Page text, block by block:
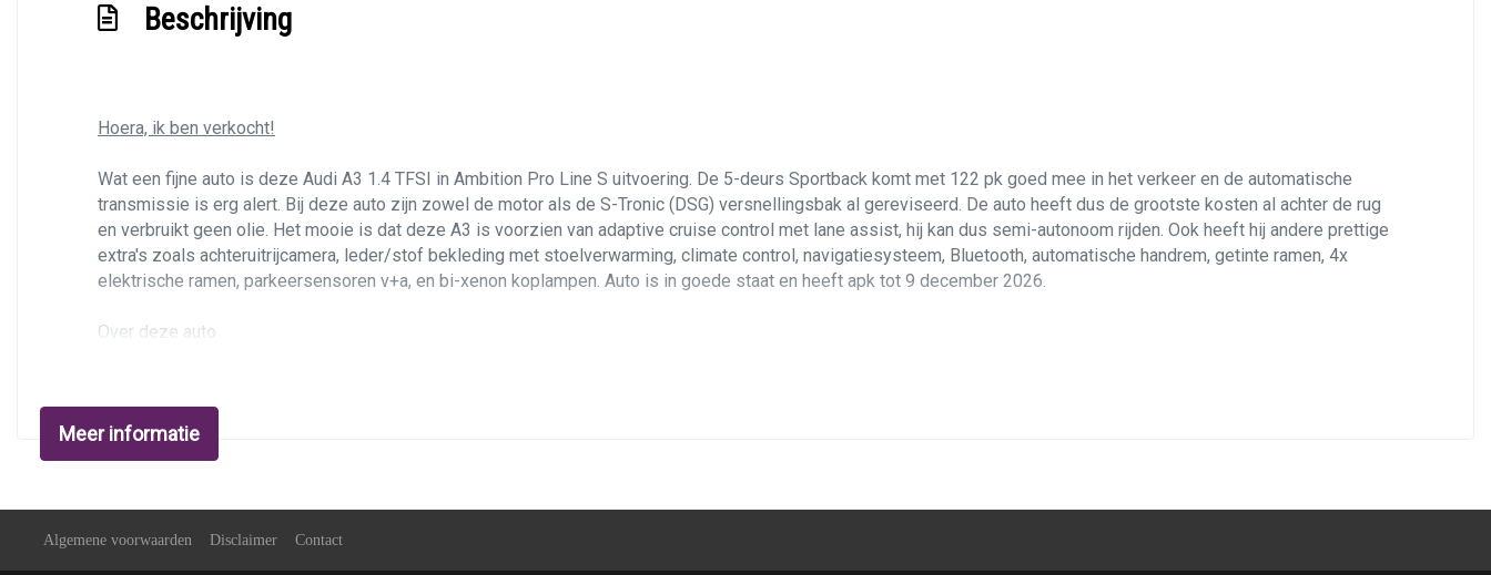
Beschrijving
Hoera, ik ben verkocht!
Wat een fijne auto is deze Audi A3 1.4 TFSI in Ambition Pro Line S uitvoering. De 5-deurs Sportback komt met 122 pk goed mee in het verkeer en de automatische
transmissie is erg alert. Bij deze auto zijn zowel de motor als de S-Tronic (DSG) versnellingsbak al gereviseerd. De auto heeft dus de grootste kosten al achter de rug
en verbruikt geen olie. Het mooie is dat deze A3 is voorzien van adaptive cruise control met lane assist, hij kan dus semi-autonoom rijden. Ook heeft hij andere prettige
extra's zoals achteruitrijcamera, leder/stof bekleding met stoelverwarming, climate control, navigatiesysteem, Bluetooth, automatische handrem, getinte ramen, 4x
elektrische ramen, parkeersensoren v+a, en bi-xenon koplampen. Auto is in goede staat en heeft apk tot 9 december 2026.
Over deze auto
alcantara is zeer netjes, geen afgebladderde bedieningsknoppen. Geleverd met 2 contactsleutels met afstandsbediening. Bent u al overtuigd? Wacht niet langer en
neem contact op!
sms of WhatsApp krijgt u ook snel reactie.
Meer informatie
Algemene voorwaarden Disclaimer Contact